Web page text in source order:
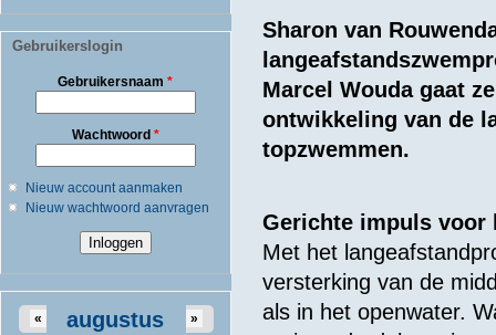
Gebruikerslogin
Gebruikersnaam*
Wachtwoord *
Nieuw account aanmaken
Nieuw wachtwoord aanvragen
augustus
« »
Sharon van
Marcel Wouda gaat
ontwikkeling van de
topzwemmen.
Gerichte impuls voor
Met het
versterking van de
als in het openwater.